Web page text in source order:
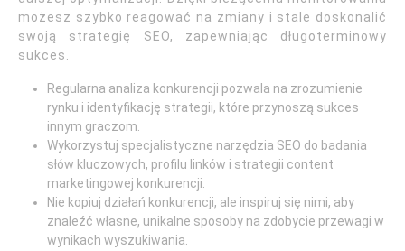
możesz szybko reagować na zmiany i stale doskonalić
swoją strategię SEO, zapewniając długoterminowy
sukces.
Regularna analiza konkurencji pozwala na zrozumienie
rynku i identyfikację strategii, które przynoszą sukces
innym graczom.
Wykorzystuj specjalistyczne narzędzia SEO do badania
słów kluczowych, profilu linków i strategii content
marketingowej konkurencji.
Nie kopiuj działań konkurencji, ale inspiruj się nimi, aby
znaleźć własne, unikalne sposoby na zdobycie przewagi w
wynikach wyszukiwania.